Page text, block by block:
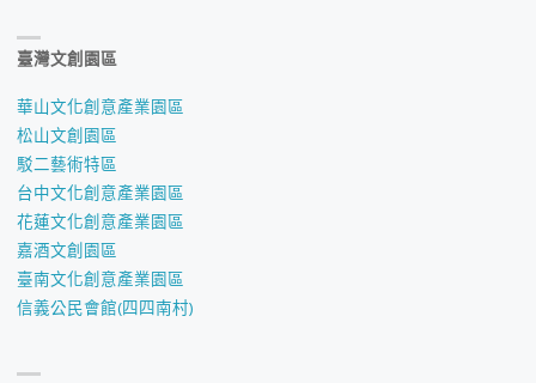
臺灣文創園區
華山文化創意產業園區
松山文創園區
駁二藝術特區
台中文化創意產業園區
花蓮文化創意產業園區
嘉酒文創園區
臺南文化創意產業園區
信義公民會館(四四南村)